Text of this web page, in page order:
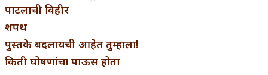
पाटलाची विहीर
शपथ
पुस्तके बदलायची आहेत तुम्हाला!
किती घोषणांचा पाऊस होता